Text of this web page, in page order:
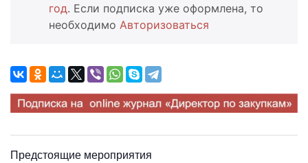
год. Если подписка уже оформлена, то
необходимо Авторизоваться
Предстоящие мероприятия